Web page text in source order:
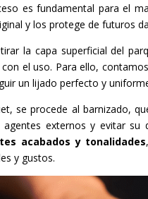
es fundamental para el
y los protege de futuros
la capa superficial del
el uso. Para ello,
un lijado perfecto y
se procede al barnizado,
externos y evitar su
acabados y tonalidades
y gustos.